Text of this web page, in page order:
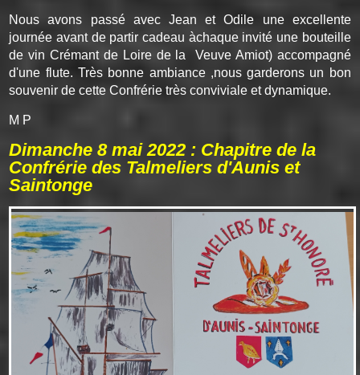
Nous avons passé avec Jean et Odile une excellente
journée avant de partir cadeau àchaque invité une bouteille
de vin Crémant de Loire de la Veuve Amiot) accompagné
d'une flute. Très bonne ambiance ,nous garderons un bon
souvenir de cette Confrérie très conviviale et dynamique.
M P
Dimanche 8 mai 2022 : Chapitre de la
Confrérie des Talmeliers d'Aunis et
Saintonge